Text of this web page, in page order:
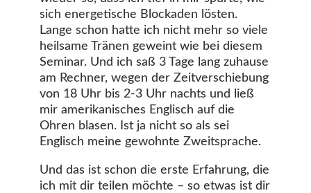
sich energetische Blockaden lösten.
Lange schon hatte ich nicht mehr so viele
heilsame Tränen geweint wie bei diesem
Seminar. Und ich saß 3 Tage lang zuhause
am Rechner, wegen der Zeitverschiebung
von 18 Uhr bis 2-3 Uhr nachts und ließ
mir amerikanisches Englisch auf die
Ohren blasen. Ist ja nicht so als sei
Englisch meine gewohnte Zweitsprache.
Und das ist schon die erste Erfahrung, die
ich mit dir teilen möchte – so etwas ist dir